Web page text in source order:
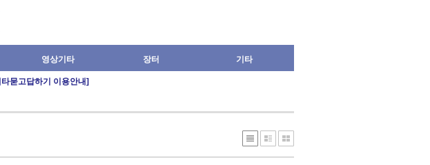
영상기타 장터 기타
타묻고답하기 이용안내]